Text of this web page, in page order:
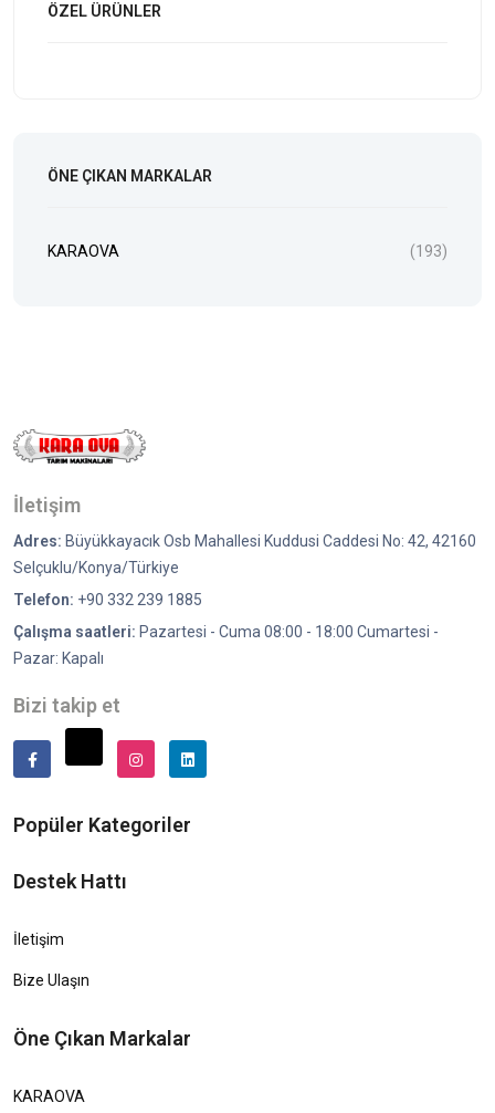
ÖZEL ÜRÜNLER
ÖNE ÇIKAN MARKALAR
KARAOVA (193)
İletişim
Adres: Büyükkayacık Osb Mahallesi Kuddusi Caddesi No: 42, 42160
Selçuklu/Konya/Türkiye
Telefon: +90 332 239 1885
Çalışma saatleri: Pazartesi - Cuma 08:00 - 18:00 Cumartesi -
Pazar: Kapalı
Bizi takip et
Popüler Kategoriler
Destek Hattı
İletişim
Bize Ulaşın
Öne Çıkan Markalar
KARAOVA